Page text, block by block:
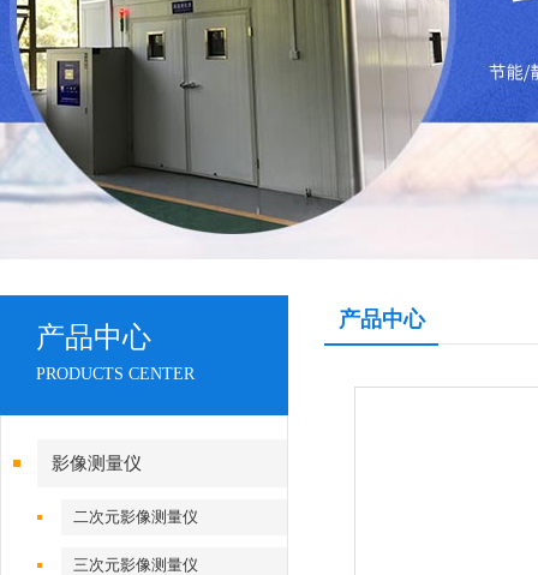
产品中心
PRODUCTS CENTER
影像测量仪
二次元影像测量仪
三次元影像测量仪
产品中心